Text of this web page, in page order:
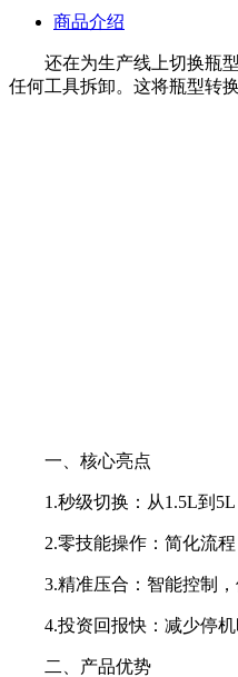
商品介绍
还在为生产线上切换瓶型
任何工具拆卸。这将瓶型转
一、核心亮点
1.秒级切换：从1.5L到5L
2.零技能操作：简化流程
3.精准压合：智能控制，
4.投资回报快：减少停机
二、产品优势